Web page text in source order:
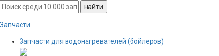
Запчасти
Запчасти для водонагревателей (бойлеров)